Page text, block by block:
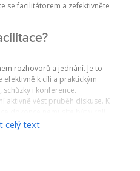
se facilitátorem a zefektivněte
rozhovorů a jednání. Je to
k cíli a praktickým
i konference.
aktivně vést průběh diskuse. K
které pomáhají rozproudit
celý text